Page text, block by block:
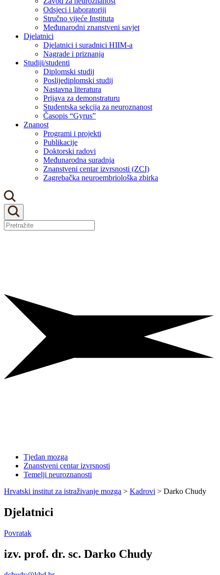
Odsjeci i laboratoriji
Stručno vijeće Instituta
Međunarodni znanstveni savjet
Djelatnici
Djelatnici i suradnici HIIM-a
Nagrade i priznanja
Studiji/studenti
Diplomski studij
Poslijediplomski studij
Nastavna literatura
Prijava za demonstraturu
Studentska sekcija za neuroznanost
Časopis “Gyrus”
Znanost
Programi i projekti
Publikacije
Doktorski radovi
Međunarodna suradnja
Znanstveni centar izvrsnosti (ZCI)
Zagrebačka neuroembriološka zbirka
Tjedan mozga
Znanstveni centar izvrsnosti
Temelji neuroznanosti
Hrvatski institut za istraživanje mozga > Kadrovi > Darko Chudy
Djelatnici
Povratak
izv. prof. dr. sc. Darko Chudy